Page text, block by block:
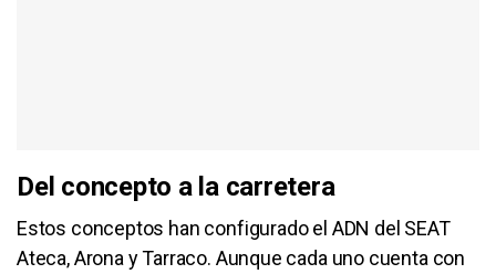
Del concepto a la carretera
Estos conceptos han configurado el ADN del SEAT
Ateca, Arona y Tarraco. Aunque cada uno cuenta con